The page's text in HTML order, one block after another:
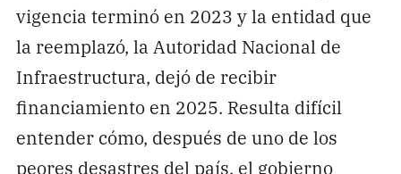
vigencia terminó en 2023 y la entidad que
la reemplazó, la Autoridad Nacional de
Infraestructura, dejó de recibir
financiamiento en 2025. Resulta difícil
entender cómo, después de uno de los
peores desastres del país, el gobierno